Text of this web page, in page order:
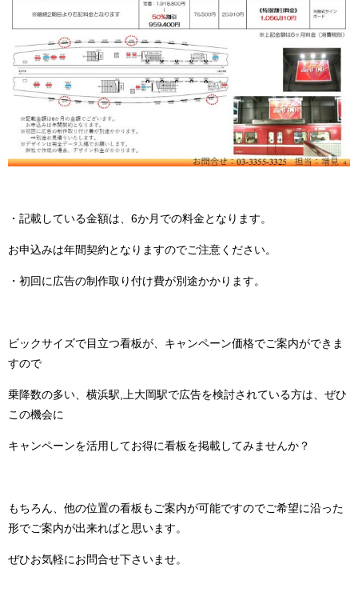
・記載している金額は、6か月での料金となります。
お申込みは年間契約となりますのでご注意ください。
・初回に広告の制作取り付け費が別途かかります。
ビックサイズで目立つ看板が、キャンペーン価格でご案内ができま
すので
乗降数の多い、横浜駅,上大岡駅で広告を検討されている方は、ぜひ
この機会に
キャンペーンを活用してお得に看板を掲載してみませんか？
もちろん、他の位置の看板もご案内が可能ですのでご希望に沿った
形でご案内が出来ればと思います。
ぜひお気軽にお問合せ下さいませ。